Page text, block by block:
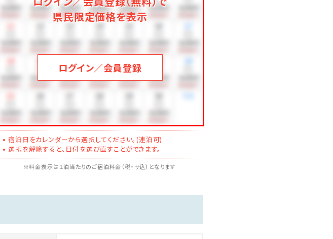
しみいただけます。
ご了承ください。
県民限定価格を表示
ログイン／会員登録
宿泊日をカレンダーから選択してください。(連泊可)
選択を解除すると、日付を選び直すことができます。
※料金表示は１泊当たりのご宿泊料金（税・サ込）となります